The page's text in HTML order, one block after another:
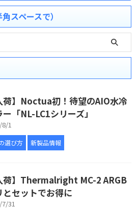
スペースで）
荷】Noctua初！待望のAIO水冷
「NL-LC1シリーズ」
1
選び方 新製品情報
荷】Thermalright MC-2 ARGB
とセットでお得に
31